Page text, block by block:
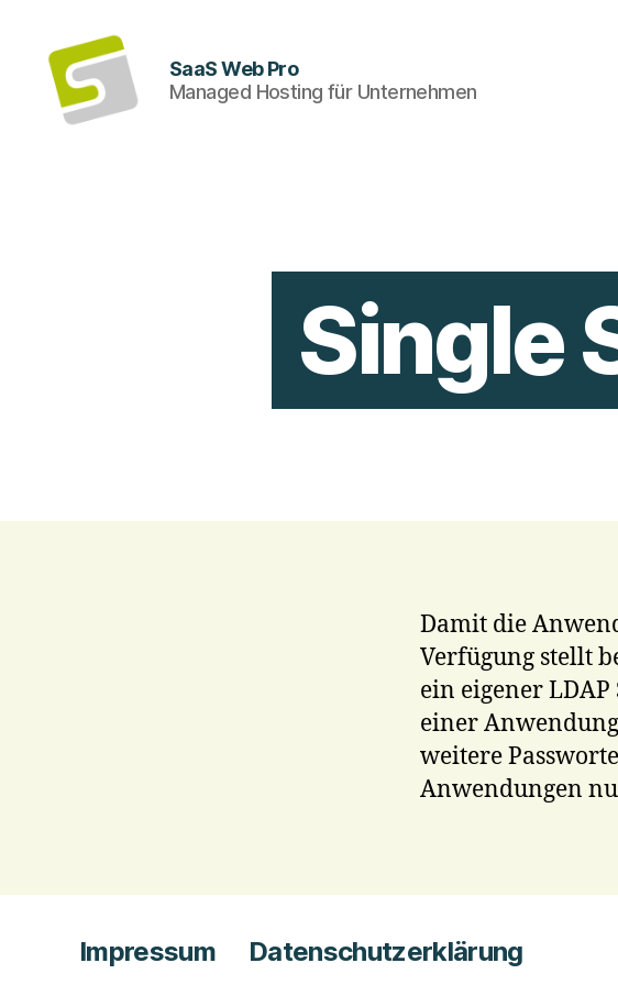
SaaS Web Pro
Managed Hosting für Unternehmen
Single
Damit die
Verfügung stellt
ein eigener
einer
weitere
Anwendungen
Impressum Datenschutzerklärung